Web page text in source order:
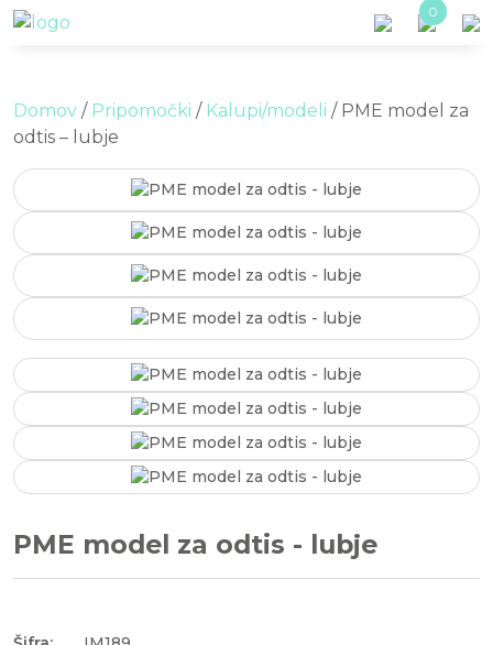
Skip to main content 0
Domov / Pripomočki / Kalupi/modeli / PME model za
odtis – lubje
PME model za odtis - lubje